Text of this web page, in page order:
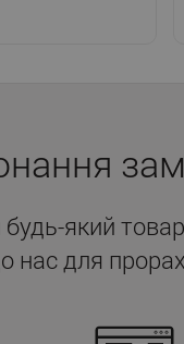
який
нас для